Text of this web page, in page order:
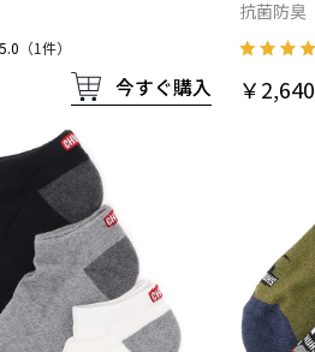
5.0 （1件）
今すぐ購入
抗菌防臭
￥2,640